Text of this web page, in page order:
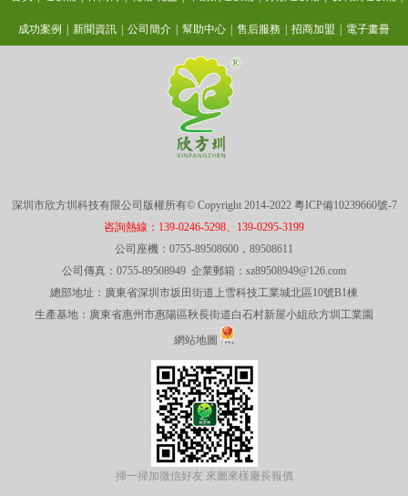
成功案例 新聞資訊 公司簡介 幫助中心 售后服務 招商加盟 電子畫冊
深圳市欣方圳科技有限公司版權所有© Copyright 2014-2022 粵ICP備10239660號-7
咨詢熱線：139-0246-5298、139-0295-3199
公司座機：0755-89508600，89508611
公司傳真：0755-89508949 企業郵箱：sz89508949@126.com
總部地址：廣東省深圳市坂田街道上雪科技工業城北區10號B1棟
生產基地：廣東省惠州市惠陽區秋長街道白石村新屋小組欣方圳工業園
網站地圖
掃一掃加微信好友 來圖來樣廠長報價